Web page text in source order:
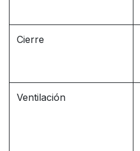
Cierre
Ventilación